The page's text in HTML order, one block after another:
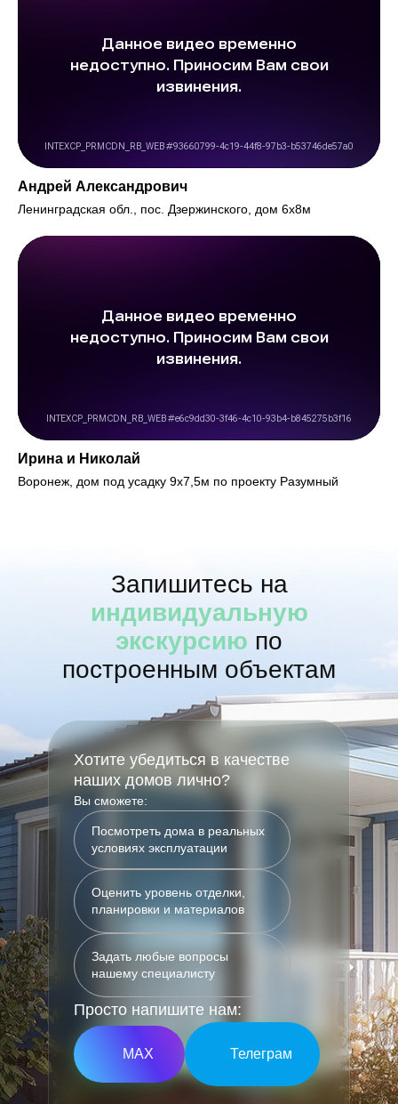
Андрей Александрович
Ленинградская обл., пос. Дзержинского, дом 6х8м
Ирина и Николай
Воронеж, дом под усадку 9х7,5м по проекту Разумный
Запишитесь на
индивидуальную
экскурсию по
построенным объектам
Хотите убедиться в качестве
наших домов лично?
Вы сможете:
Посмотреть дома в реальных
условиях эксплуатации
Оценить уровень отделки,
планировки и материалов
Задать любые вопросы
нашему специалисту
Просто напишите нам:
МАХ Телеграм